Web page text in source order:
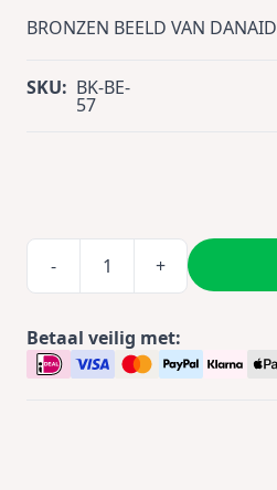
BRONZEN BEELD VAN DANAID
SKU: BK-BE-
57
- +
Betaal veilig met: